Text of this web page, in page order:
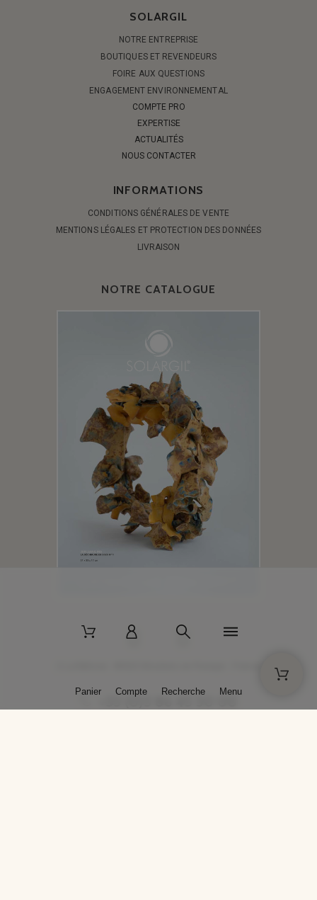
SOLARGIL
NOTRE ENTREPRISE
BOUTIQUES ET REVENDEURS
FOIRE AUX QUESTIONS
ENGAGEMENT ENVIRONNEMENTAL
COMPTE PRO
EXPERTISE
ACTUALITÉS
NOUS CONTACTER
INFORMATIONS
CONDITIONS GÉNÉRALES DE VENTE
MENTIONS LÉGALES ET PROTECTION DES DONNÉES
LIVRAISON
NOTRE CATALOGUE
+33 (0)3 86 45 50 00
Panier Compte Recherche Menu